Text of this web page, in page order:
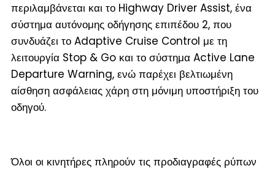
περιλαμβάνεται και το Highway Driver Assist, ένα
σύστημα αυτόνομης οδήγησης επιπέδου 2, που
συνδυάζει το Adaptive Cruise Control με τη
λειτουργία Stop & Go και το σύστημα Active Lane
Departure Warning, ενώ παρέχει βελτιωμένη
αίσθηση ασφάλειας χάρη στη μόνιμη υποστήριξη του
οδηγού.
Όλοι οι κινητήρες πληρούν τις προδιαγραφές ρύπων